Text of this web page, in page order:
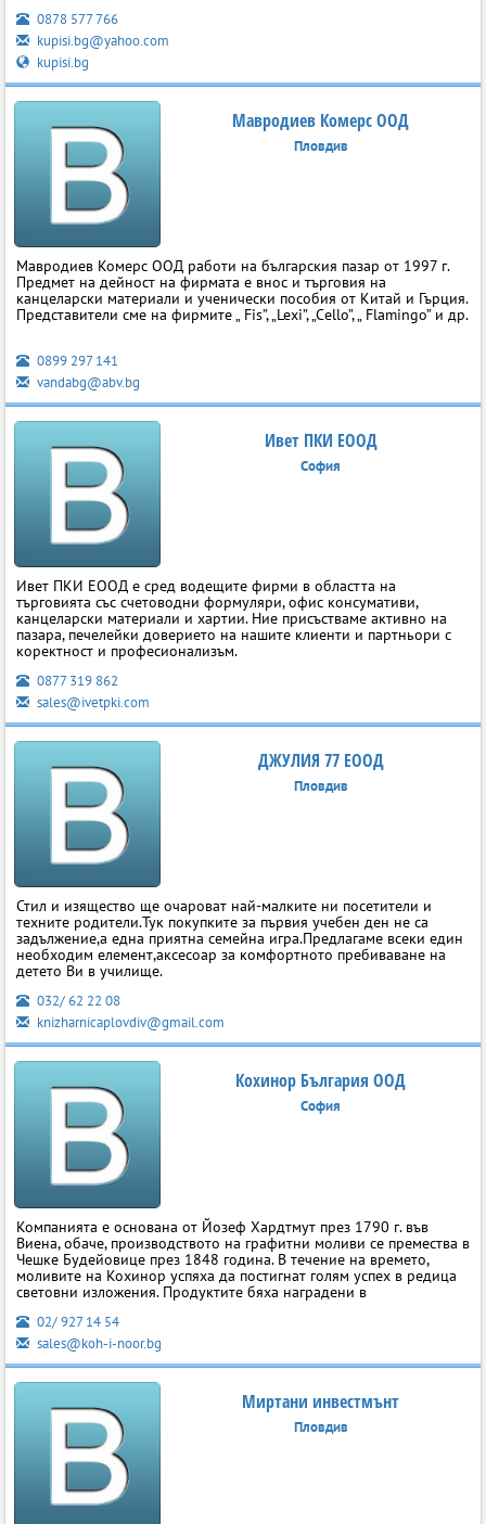
0878 577 766
kupisi.bg@yahoo.com
kupisi.bg
Мавродиев Комерс ООД
Пловдив
Мавродиев Комерс ООД работи на българския пазар от 1997 г.
Предмет на дейност на фирмата е внос и търговия на
канцеларски материали и ученически пособия от Китай и Гърция.
Представители сме на фирмите „ Fis”, „Lexi”, „Cello”, „ Flamingo” и др.
0899 297 141
vandabg@abv.bg
Ивет ПКИ ЕООД
София
Ивет ПКИ ЕООД е сред водещите фирми в областта на
търговията със счетоводни формуляри, офис консумативи,
канцеларски материали и хартии. Ние присъстваме активно на
пазара, печелейки доверието на нашите клиенти и партньори с
коректност и професионализъм.
0877 319 862
sales@ivetpki.com
ДЖУЛИЯ 77 ЕООД
Пловдив
Стил и изящество ще очароват най-малките ни посетители и
техните родители.Тук покупките за първия учебен ден не са
задължение,а една приятна семейна игра.Предлагаме всеки един
необходим елемент,аксесоар за комфортното пребиваване на
детето Ви в училище.
032/ 62 22 08
knizharnicaplovdiv@gmail.com
Кохинор България ООД
София
Компанията е основана от Йозеф Хардтмут през 1790 г. във
Виена, обаче, производството на графитни моливи се премества в
Чешке Будейовице през 1848 година. В течение на времето,
моливите на Кохинор успяха да постигнат голям успех в редица
световни изложения. Продуктите бяха наградени в
02/ 927 14 54
sales@koh-i-noor.bg
Миртани инвестмънт
Пловдив